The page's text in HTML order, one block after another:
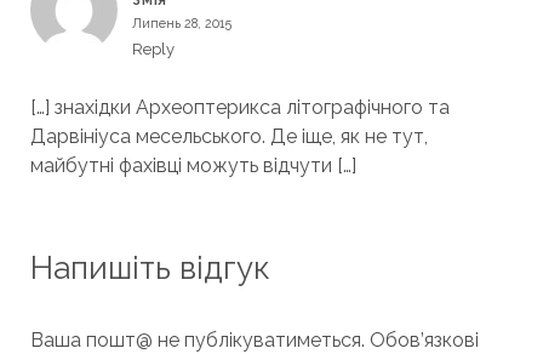
Липень 28, 2015
Reply
[…] знахідки Археоптерикса літографічного та
Дарвініуса месельського. Де іще, як не тут,
майбутні фахівці можуть відчути […]
Напишіть відгук
Ваша пошт@ не публікуватиметься. Обов’язкові